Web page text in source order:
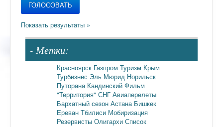
- Метки:
Красноярск Газпром Туризм Крым
Турбизнес Эль Мюрид Норильск
Путорана Кандинский Фильм
"Территория" СНГ Авиаперелеты
Бархатный сезон Астана Бишкек
Ереван Тбилиси Мобиризация
Резервисты Олигархи Список